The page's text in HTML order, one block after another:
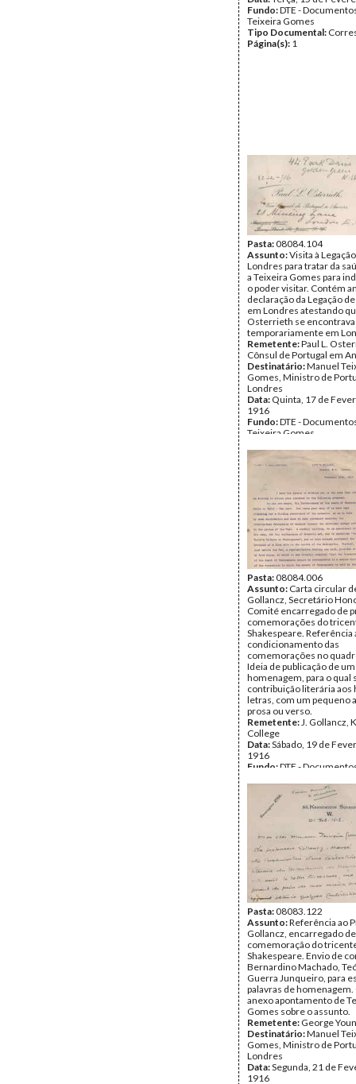
Fundo:DTE -
Teixeira Gomes
Tipo Documental:
Página(s): 1
Pasta:08084.104
Assunto:Visita à
Londres para tratar da
a Teixeira Gomes para
o poder visitar. Contém
declaração da Legação
em Londres atestando
Osterrieth se
temporariamente em
Remetente:Paul L.
Cônsul de Portugal em
Destinatário:Manuel
Gomes, Ministro de
Londres
Data: Quinta, 17 de
1916
Fundo:DTE -
Teixeira Gomes
Página(s):
Pasta:08084.006
Assunto: Carta circular
Gollancz, Secretário
Comité encarregado de
comemorações do
Shakespeare. Referência
condicionamento das
comemorações no
Ideia de publicação de
homenagem, para o qual
contribuição literária aos
letras, com um pequeno
prosa ou verso.
Remetente:J. Gollancz,
College
Data:Sábado, 19 de
1916
Fundo:DTE -
Tipo Documental:
Página(s):
Pasta:08083.122
Assunto:Referência ao
Gollancz, encarregado
comemoração do
Shakespeare. Envio de
Bernardino Machado,
Guerra Junqueiro, para
palavras de
anexo apontamento de
Gomes sobre o assunto.
Remetente: George
Destinatário:Manuel
Gomes, Ministro de
Londres
Data:Segunda, 21 de
1916